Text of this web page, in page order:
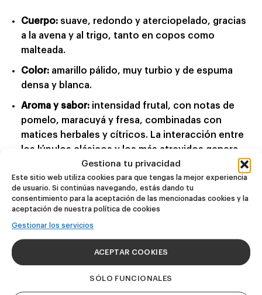
Gestiona tu privacidad
Este sitio web utiliza cookies para que tengas la mejor experiencia
de usuario. Si continúas navegando, estás dando tu
consentimiento para la aceptación de las mencionadas cookies y la
aceptación de nuestra política de cookies
Gestionar los servicios
ACEPTAR COOKIES
SÓLO FUNCIONALES
Cuerpo:suave, redondo y aterciopelado, gracias
a la avena y al trigo, tanto en copos como
malteada.
Color:amarillo pálido, muy turbio y de espuma
densa y blanca.
Aroma y sabor:intensidad frutal, con notas de
pomelo, maracuyá y fresa, combinadas con
matices herbales y cítricos. La interacción entre
los lúpulos clásicos y los más atrevidos genera
complejidad y carácter particular.
Final: intenso y con apenas amargor.
Esta es la sexta de las nueve colaboraciones con las
que celebramos nuestro 10º aniversario, una cerveza
que combina jugosidad, textura y creatividad lupulada.